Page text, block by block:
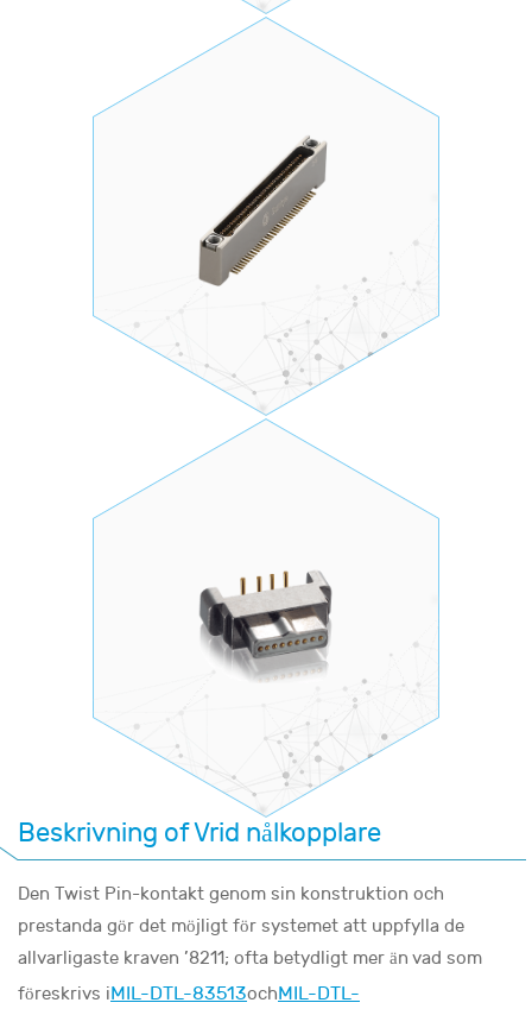
Beskrivning of Vrid nålkopplare
Den Twist Pin-kontakt genom sin konstruktion och
prestanda gör det möjligt för systemet att uppfylla de
allvarligaste kraven ’8211; ofta betydligt mer än vad som
föreskrivs iMIL-DTL-83513ochMIL-DTL-